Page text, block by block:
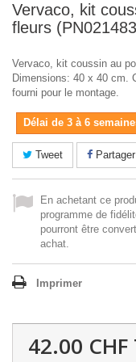
Vervaco, kit
fleurs
Vervaco, kit coussin au
Dimensions: 40 x 40 cm.
fourni pour le montage.
Délai de 3 à 6
Tweet Partager
En achetant ce
programme de
pourront être
achat.
Imprimer
42.00 CHF